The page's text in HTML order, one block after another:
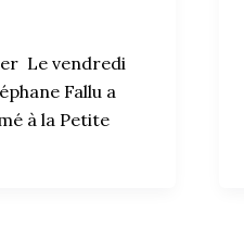
Le vendredi
Fallu a
à la Petite